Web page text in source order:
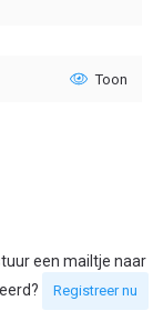
Toon
een mailtje naar
Registreer nu